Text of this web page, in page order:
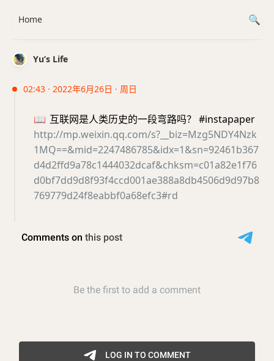
Yu’s Life
02:43 · 2022年6月26日 · 周日
📖 互联网是人类历史的一段弯路吗？ #instapaper
http://mp.weixin.qq.com/s?__biz=Mzg5NDY4Nzk
1MQ==&mid=2247486785&idx=1&sn=92461b367
d4d2ffd9a78c1444032dcaf&chksm=c01a82e1f76
d0bf7dd9d8f93f4ccd001ae388a8db4506d9d97b8
769779d24f8eabbf0a68efc3#rd
Home